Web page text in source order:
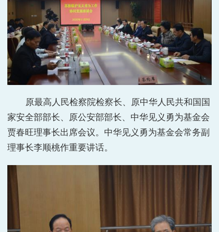
原最高人民检察院检察长、原中华人民共和国国
家安全部部长、原公安部部长、中华见义勇为基金会
贾春旺理事长出席会议。中华见义勇为基金会常务副
理事长李顺桃作重要讲话。